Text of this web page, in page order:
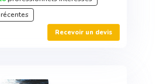
Recevoir un devis